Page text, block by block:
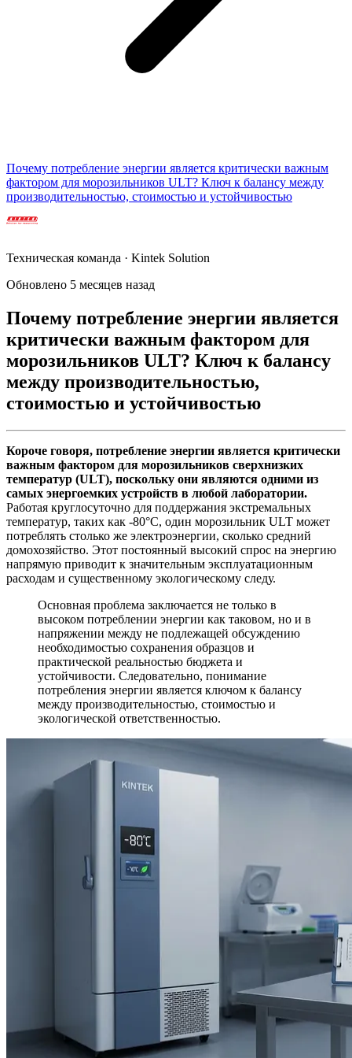
Почему потребление энергии является критически важным
фактором для морозильников ULT? Ключ к балансу между
производительностью, стоимостью и устойчивостью
Техническая команда · Kintek Solution
Обновлено 5 месяцев назад
Почему потребление энергии является
критически важным фактором для
морозильников ULT? Ключ к балансу
между производительностью,
стоимостью и устойчивостью
Короче говоря, потребление энергии является критически
важным фактором для морозильников сверхнизких
температур (ULT), поскольку они являются одними из
самых энергоемких устройств в любой лаборатории.
Работая круглосуточно для поддержания экстремальных
температур, таких как -80°C, один морозильник ULT может
потреблять столько же электроэнергии, сколько средний
домохозяйство. Этот постоянный высокий спрос на энергию
напрямую приводит к значительным эксплуатационным
расходам и существенному экологическому следу.
Основная проблема заключается не только в
высоком потреблении энергии как таковом, но и в
напряжении между не подлежащей обсуждению
необходимостью сохранения образцов и
практической реальностью бюджета и
устойчивости. Следовательно, понимание
потребления энергии является ключом к балансу
между производительностью, стоимостью и
экологической ответственностью.